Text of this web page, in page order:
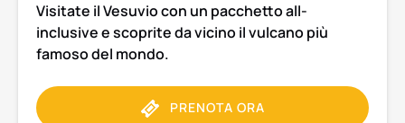
Visitate il Vesuvio con un pacchetto all-
inclusive e scoprite da vicino il vulcano più
famoso del mondo.
PRENOTA ORA